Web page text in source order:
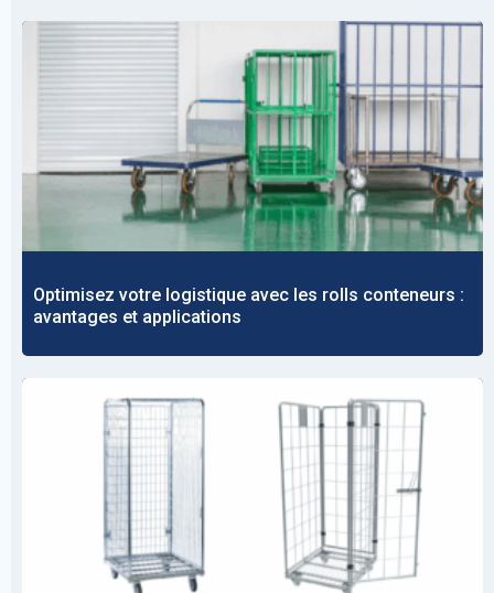
Optimisez votre logistique avec les rolls conteneurs :
avantages et applications